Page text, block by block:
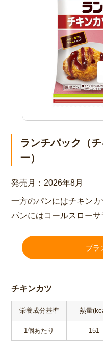
ランチパック（
ー）
発売月： 2026年8月
一方のパンにはチキン
パンにはコールスローサ
ブラ
チキンカツ
栄養成分基準
1個あたり
熱量
151